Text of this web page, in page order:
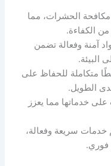
الحشرات، مما
الكفاءة.
آمنة وفعالة تضمن
البيئة.
متكاملة للحفاظ على
الطويل.
خدماتها مما يعزز
خدمات سريعة وفعالة،
فوري.